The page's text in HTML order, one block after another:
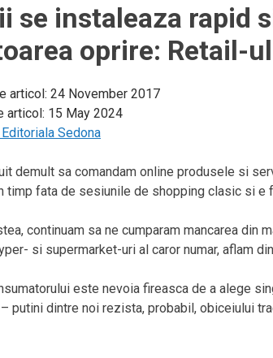
se instaleaza rapid
oprire: Retail-
articol: 24 November 2017
articol: 15 May 2024
Editoriala Sedona
demult sa comandam online produsele si
timp fata de sesiunile de shopping clasic si e
continuam sa ne cumparam mancarea din
si supermarket-uri al caror numar, aflam
este nevoia fireasca de a alege
putini dintre noi rezista, probabil, obiceiului